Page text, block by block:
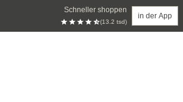
Schneller shoppen
(13.2 tsd)
in der App